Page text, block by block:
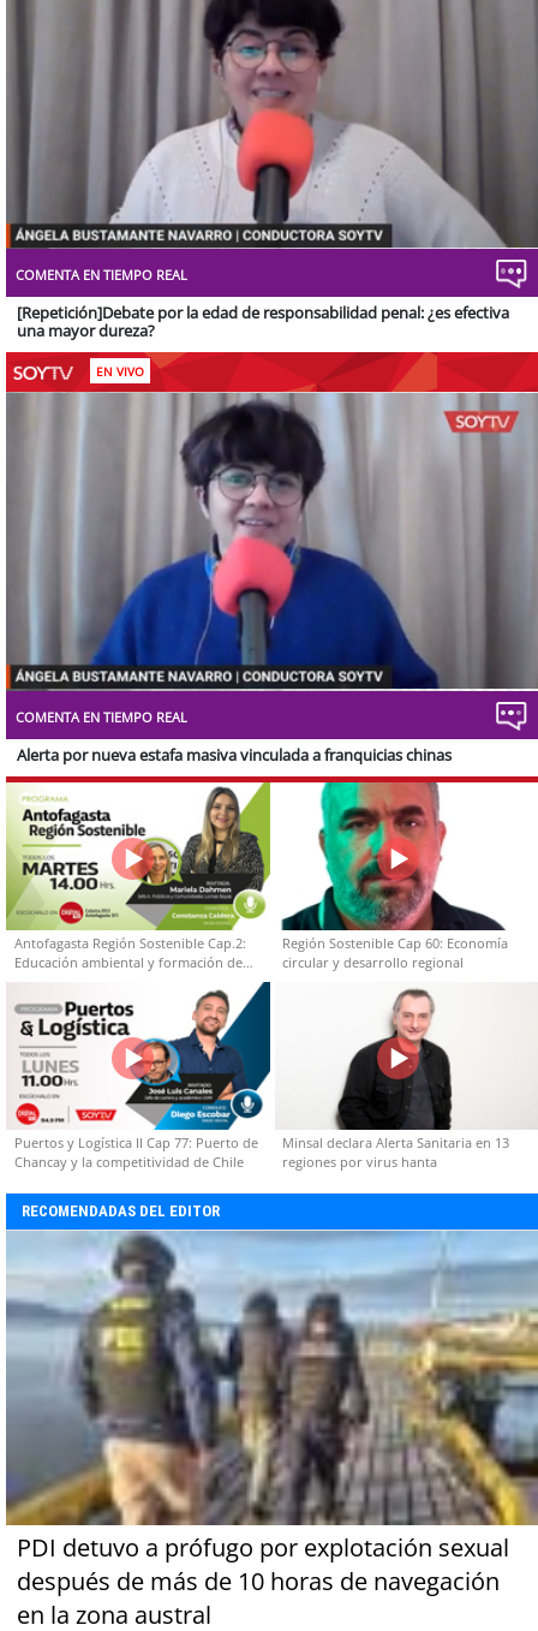
UnmuteStream
Type
COMENTA EN TIEMPO REAL
[Repetición]Debate por la edad de responsabilidad penal: ¿es efectiva
una mayor dureza?
EN VIVO
UnmuteStream
COMENTA EN TIEMPO REAL
Alerta por nueva estafa masiva vinculada a franquicias chinas
Antofagasta Región Sostenible Cap.2:
Educación ambiental y formación de
capacidades técnicas
Región Sostenible Cap 60: Economía
circular y desarrollo regional
Puertos y Logística II Cap 77: Puerto de
Chancay y la competitividad de Chile
Minsal declara Alerta Sanitaria en 13
regiones por virus hanta
RECOMENDADAS DEL EDITOR
PDI detuvo a prófugo por explotación sexual
después de más de 10 horas de navegación
en la zona austral